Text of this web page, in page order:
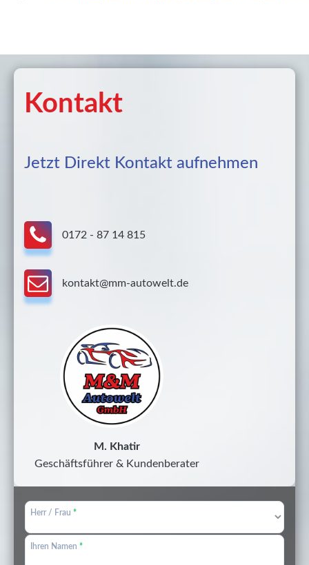
Kontakt
Jetzt Direkt Kontakt aufnehmen
0172 - 87 14 815
kontakt@mm-autowelt.de
M. Khatir
Geschäftsführer & Kundenberater
Herr / Frau *
Ihren Namen *